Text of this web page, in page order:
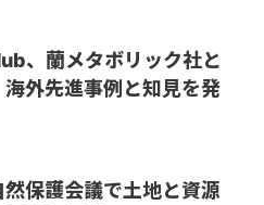
、蘭メタボリック社と
外先進事例と知見を発
保護会議で土地と資源